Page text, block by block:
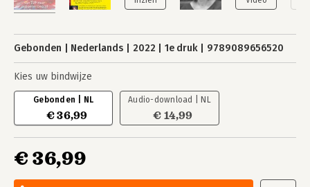
Gebonden Nederlands 2022 1e druk 9789089656520
Kies uw bindwijze
Gebonden | NL
€ 36,99
Audio-download | NL
€ 14,99
€ 36,99